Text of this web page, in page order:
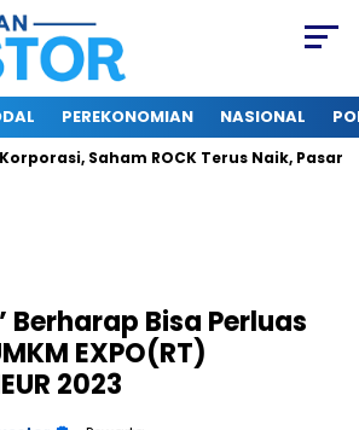
PEREKONOMIAN NASIONAL
Saham ROCK Terus Naik, Pasar Baca
Berharap Bisa Perluas
EXPO(RT)
2023